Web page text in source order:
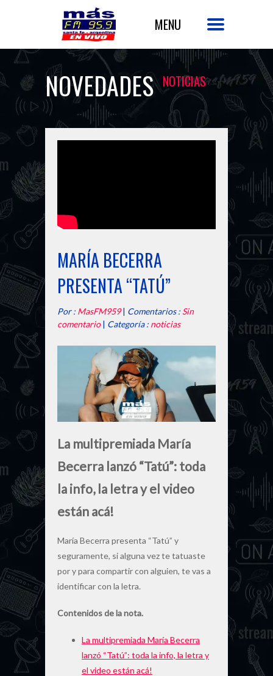
NOVEDADES NOTICIAS
MARÍA BECERRA
PRESENTA “TATÚ”
Por : MasFM959| Comentarios : Sin
comentario| Categoría : noticias
La multipremiada María
Becerra lanzó “Tatú”: toda
la info, la letra y el video
están acá!
María Becerra presenta “Tatú” y
seguramente, si alguna vez te tatuaste
por y para compartir con alguien, te vas a
identificar con la letra.
Contenidos de la nota.
La multipremiada María Becerra
lanzó “Tatú”: toda la info, la letra y
el video están acá!